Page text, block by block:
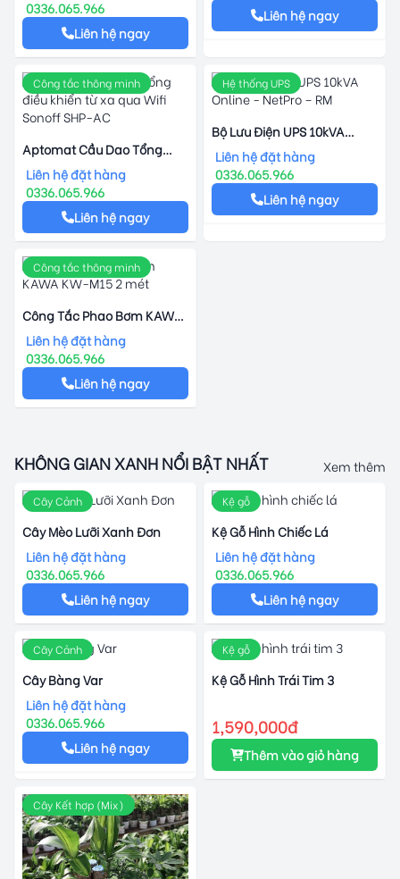
0336.065.966
Liên hệ ngay
Liên hệ ngay
Công tắc thông minh
Aptomat Cầu Dao Tổng
Điều Khiển Từ Xa Qua Wifi
Sonoff SHP-AC
Liên hệ đặt hàng
0336.065.966
Liên hệ ngay
Hệ thống UPS
Bộ Lưu Điện UPS 10kVA
Online - NetPro – RM
Liên hệ đặt hàng
0336.065.966
Liên hệ ngay
Công tắc thông minh
Công Tắc Phao Bơm KAWA
KW-M15 2 Mét
Liên hệ đặt hàng
0336.065.966
Liên hệ ngay
KHÔNG GIAN XANH NỔI BẬT NHẤT Xem thêm
Cây Cảnh
Cây Mèo Lưỡi Xanh Đơn
Liên hệ đặt hàng
0336.065.966
Liên hệ ngay
Kệ gỗ
Kệ Gỗ Hình Chiếc Lá
Liên hệ đặt hàng
0336.065.966
Liên hệ ngay
Cây Cảnh
Cây Bàng Var
Liên hệ đặt hàng
0336.065.966
Liên hệ ngay
Kệ gỗ
Kệ Gỗ Hình Trái Tim 3
1,590,000đ
Thêm vào giỏ hàng
Cây Kết hợp (Mix)